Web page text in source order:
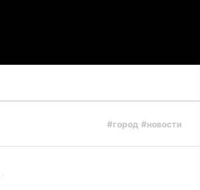
#город #новости